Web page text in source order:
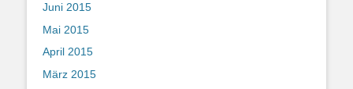
Juni 2015
Mai 2015
April 2015
März 2015